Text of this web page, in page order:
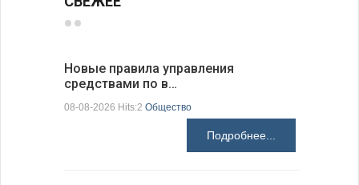
Новые правила управления
средствами по в…
08-08-2026 Hits:2 Общество
Подробнее...